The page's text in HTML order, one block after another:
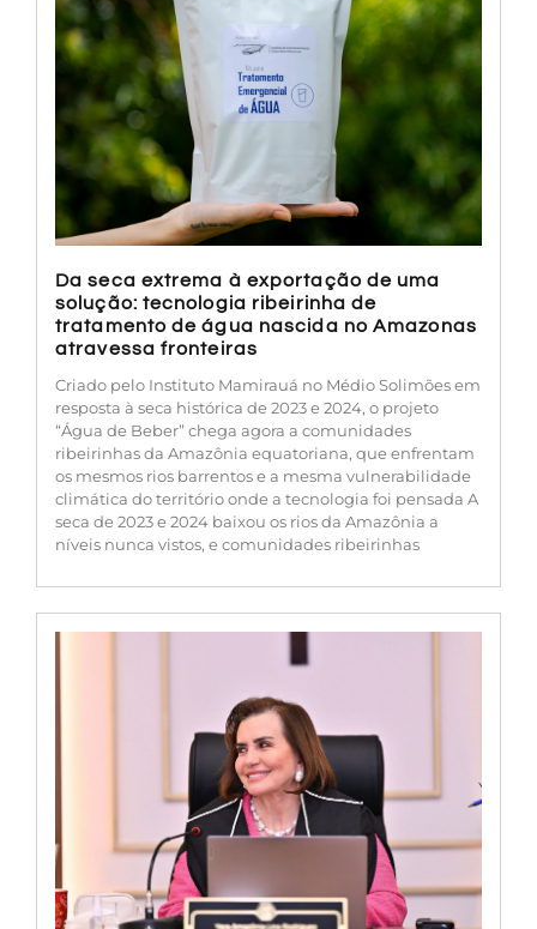
Da seca extrema à exportação de uma
solução: tecnologia ribeirinha de
tratamento de água nascida no Amazonas
atravessa fronteiras
Criado pelo Instituto Mamirauá no Médio Solimões em
resposta à seca histórica de 2023 e 2024, o projeto
“Água de Beber” chega agora a comunidades
ribeirinhas da Amazônia equatoriana, que enfrentam
os mesmos rios barrentos e a mesma vulnerabilidade
climática do território onde a tecnologia foi pensada A
seca de 2023 e 2024 baixou os rios da Amazônia a
níveis nunca vistos, e comunidades ribeirinhas